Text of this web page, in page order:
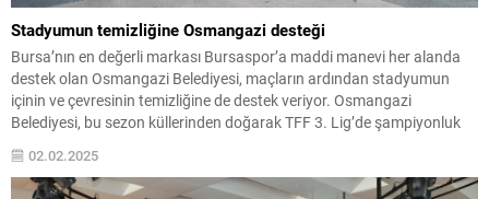
Stadyumun temizliğine Osmangazi desteği
Bursa’nın en değerli markası Bursaspor’a maddi manevi her alanda
destek olan Osmangazi Belediyesi, maçların ardından stadyumun
içinin ve çevresinin temizliğine de destek veriyor. Osmangazi
Belediyesi, bu sezon küllerinden doğarak TFF 3. Lig’de şampiyonluk
ediyor. Yeni sezonu şampiyonlukla tamamlayarak tekrar üst liglere
tırmanmayı...
02.02.2025